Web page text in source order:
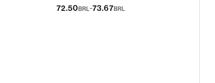
72.50 BRL-73.67BRL